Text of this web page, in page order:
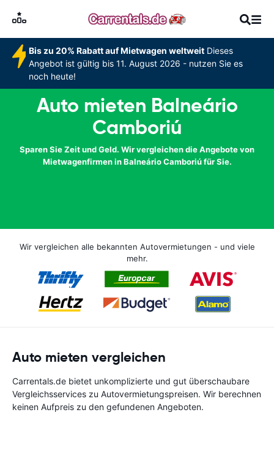
Bis zu 20% Rabatt auf Mietwagen weltweitDieses
Angebot ist gültig bis 11. August 2026 - nutzen Sie es
noch heute!
Auto mieten Balneário
Camboriú
Sparen Sie Zeit und Geld. Wir vergleichen die Angebote von
Mietwagenfirmen in Balneário Camboriú für Sie.
Wir vergleichen alle bekannten Autovermietungen - und viele
mehr.
Auto mieten vergleichen
Carrentals.de bietet unkomplizierte und gut überschaubare
Vergleichsservices zu Autovermietungspreisen. Wir berechnen
keinen Aufpreis zu den gefundenen Angeboten.